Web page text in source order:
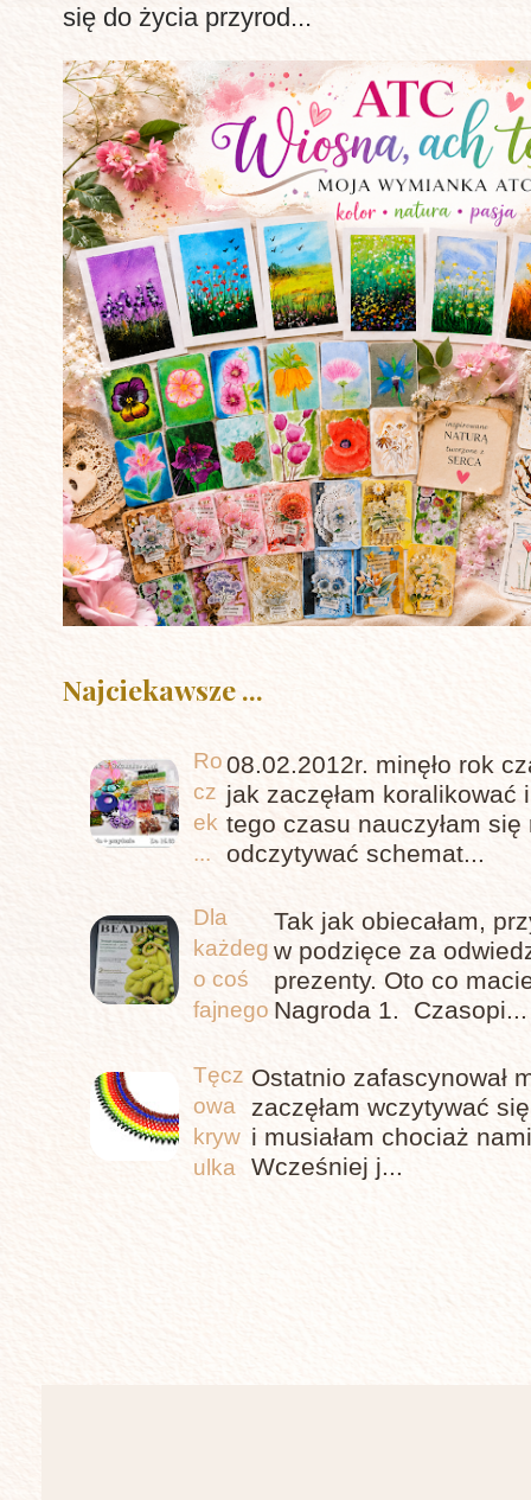
się do życia przyrod...
Najciekawsze ...
Ro
cz
ek
...
08.02.2012r. minęło rok
jak zaczęłam koralikować
tego czasu nauczyłam
odczytywać schemat...
Dla
każdeg
o coś
fajnego
Tak jak obiecałam,
w podzięce za
prezenty. Oto co
Nagroda 1. Czasopi...
Tęcz
owa
kryw
ulka
Ostatnio zafascynował
zaczęłam wczytywać
i musiałam chociaż
Wcześniej j...